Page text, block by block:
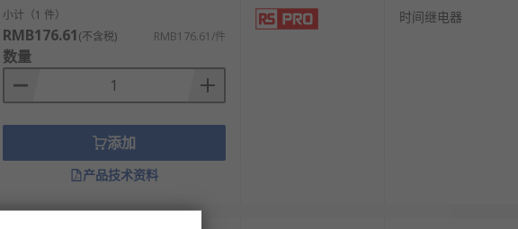
小计（1 件）
RMB176.61(不含税) RMB176.61/件
数量
添加
产品技术资料
时间继电器